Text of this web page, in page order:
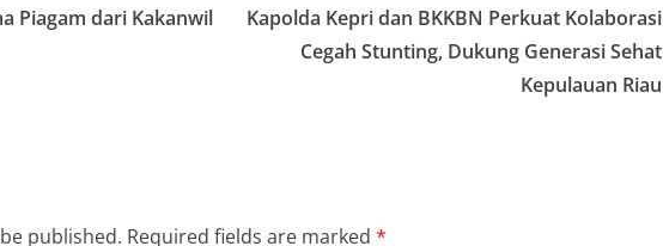
Piagam dari Kakanwil
Kapolda Kepri dan BKKBN Perkuat Kolaborasi
Cegah Stunting, Dukung Generasi Sehat
Kepulauan Riau
published. Required fields are marked *